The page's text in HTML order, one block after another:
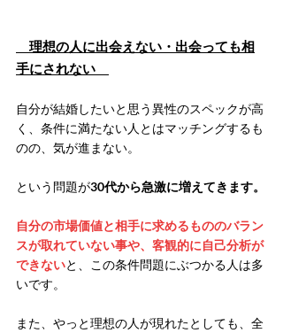
理想の人に出会えない・出会っても相
手にされない
自分が結婚したいと思う異性のスペックが高
く、条件に満たない人とはマッチングするも
のの、気が進まない。
という問題が30代から急激に増えてきます。
自分の市場価値と相手に求めるもののバラン
スが取れていない事や、客観的に自己分析が
できないと、この条件問題にぶつかる人は多
いです。
また、やっと理想の人が現れたとしても、全